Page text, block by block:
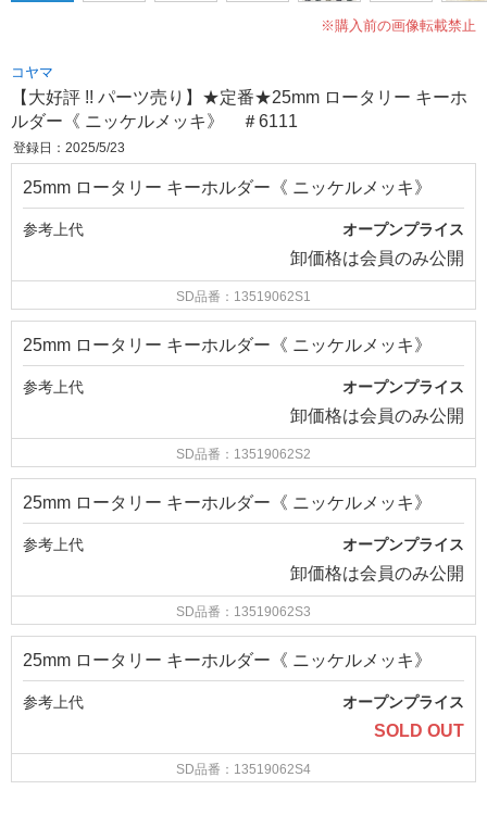
※購入前の画像転載禁止
コヤマ
【大好評 !! パーツ売り】★定番★25mm ロータリー キーホ
ルダー《 ニッケルメッキ》 ＃6111
登録日：2025/5/23
25mm ロータリー キーホルダー《 ニッケルメッキ》
参考上代 オープンプライス
卸価格は会員のみ公開
SD品番：13519062S1
25mm ロータリー キーホルダー《 ニッケルメッキ》
参考上代 オープンプライス
卸価格は会員のみ公開
SD品番：13519062S2
25mm ロータリー キーホルダー《 ニッケルメッキ》
参考上代 オープンプライス
卸価格は会員のみ公開
SD品番：13519062S3
25mm ロータリー キーホルダー《 ニッケルメッキ》
参考上代 オープンプライス
SOLD OUT
SD品番：13519062S4